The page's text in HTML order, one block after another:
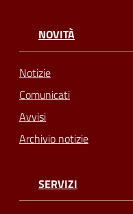
NOVITÀ
Notizie
Comunicati
Avvisi
Archivio notizie
SERVIZI